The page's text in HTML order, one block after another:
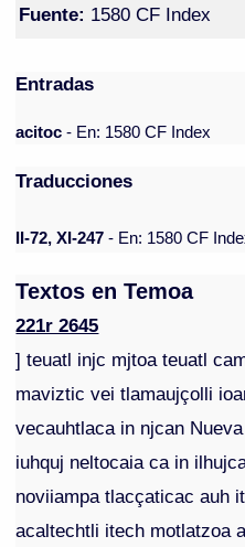
Fuente: 1580 CF Index
Entradas
acitoc- En: 1580 CF Index
Traducciones
II-72, XI-247 - En: 1580 CF
Textos en Temoa
221r 2645
] teuatl injc mjtoa teuatl
maviztic vei tlamaujçolli
vecauhtlaca in njcan
iuhquj neltocaia ca in
noviiampa tlacçaticac auh
acaltechtli itech motlatzoa